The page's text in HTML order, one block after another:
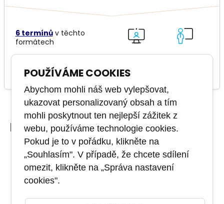
6 termínův těchto
formátech
39 770 Kč
Proč s námi
Online školení,
classroom
atd.
POUŽÍVÁME COOKIES
Abychom mohli náš web vylepšovat,
ukazovat personalizovaný obsah a tím
mohli poskytnout ten nejlepší zážitek z
webu, používáme technologie cookies.
Pokud je to v pořádku, klikněte na
„Souhlasím". V případě, že chcete sdílení
omezit, klikněte na „Správa nastavení
cookies".